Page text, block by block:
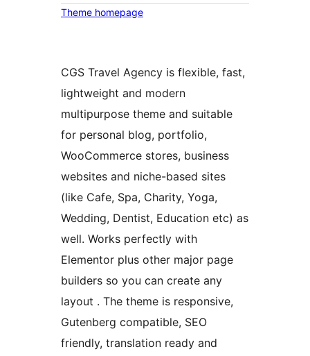
Theme homepage
CGS Travel Agency is flexible, fast,
lightweight and modern
multipurpose theme and suitable
for personal blog, portfolio,
WooCommerce stores, business
websites and niche-based sites
(like Cafe, Spa, Charity, Yoga,
Wedding, Dentist, Education etc) as
well. Works perfectly with
Elementor plus other major page
builders so you can create any
layout . The theme is responsive,
Gutenberg compatible, SEO
friendly, translation ready and